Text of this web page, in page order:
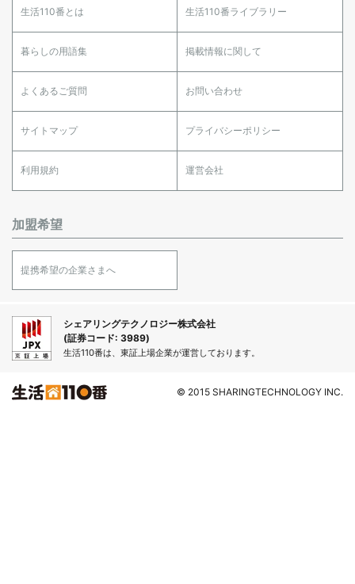
生活110番とは 生活110番ライブラリー
暮らしの用語集 掲載情報に関して
よくあるご質問 お問い合わせ
サイトマップ プライバシーポリシー
利用規約 運営会社
加盟希望
提携希望の企業さまへ
シェアリングテクノロジー株式会社
(証券コード: 3989)
生活110番は、東証上場企業が運営しております。
© 2015 SHARINGTECHNOLOGY INC.